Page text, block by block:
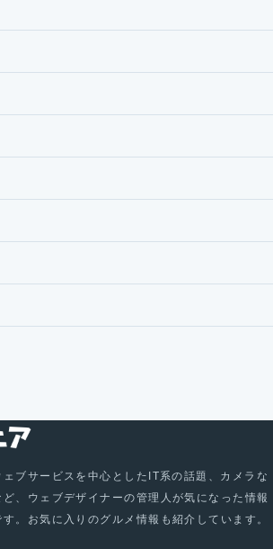
ェブサービスを中心としたIT系の話題、カメラな
、ウェブデザイナーの管理人が気になった情報
。お気に入りのグルメ情報も紹介しています。